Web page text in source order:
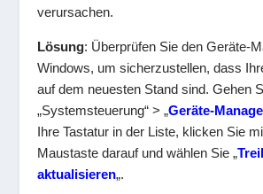
verursachen.
Lösung: Überprüfen Sie den Geräte-
Windows, um sicherzustellen, dass
auf dem neuesten Stand sind. Gehen
„Systemsteuerung“ > „Geräte-
Ihre Tastatur in der Liste, klicken Sie
Maustaste darauf und wählen Sie „
aktualisieren„.